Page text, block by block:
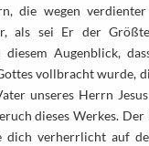
die wegen
als sei Er der
diesem Augenblick,
vollbracht wurde,
unseres Herrn
dieses Werkes.
dich verherrlicht auf